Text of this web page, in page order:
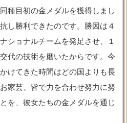
種目初の金メダルを獲得しまし
し勝利できたのです。勝因は４
ショナルチームを発足させ、１
代の技術を磨いたからです。今
けてきた時間はどの国よりも長
家芸、皆で力を合わせ努力に努
を、彼女たちの金メダルを通じ